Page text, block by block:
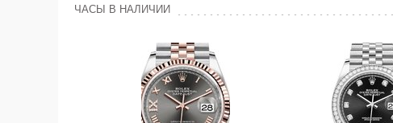
ЧАСЫ В НАЛИЧИИ